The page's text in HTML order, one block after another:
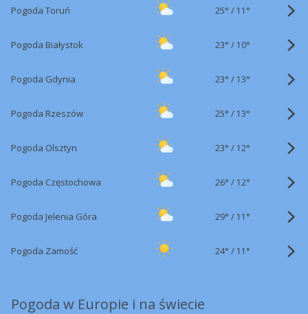
Pogoda Toruń 25° / 11°
Pogoda Białystok 23° / 10°
Pogoda Gdynia 23° / 13°
Pogoda Rzeszów 25° / 13°
Pogoda Olsztyn 23° / 12°
Pogoda Częstochowa 26° / 12°
Pogoda Jelenia Góra 29° / 11°
Pogoda Zamość 24° / 11°
Pogoda w Europie i na świecie